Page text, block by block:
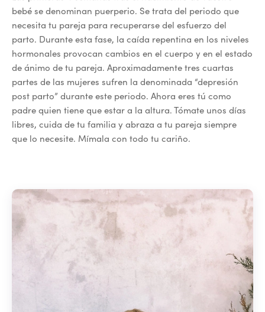
bebé se denominan puerperio. Se trata del periodo que
necesita tu pareja para recuperarse del esfuerzo del
parto. Durante esta fase, la caída repentina en los niveles
hormonales provocan cambios en el cuerpo y en el estado
de ánimo de tu pareja. Aproximadamente tres cuartas
partes de las mujeres sufren la denominada “depresión
post parto” durante este periodo. Ahora eres tú como
padre quien tiene que estar a la altura. Tómate unos días
libres, cuida de tu familia y abraza a tu pareja siempre
que lo necesite. Mímala con todo tu cariño.